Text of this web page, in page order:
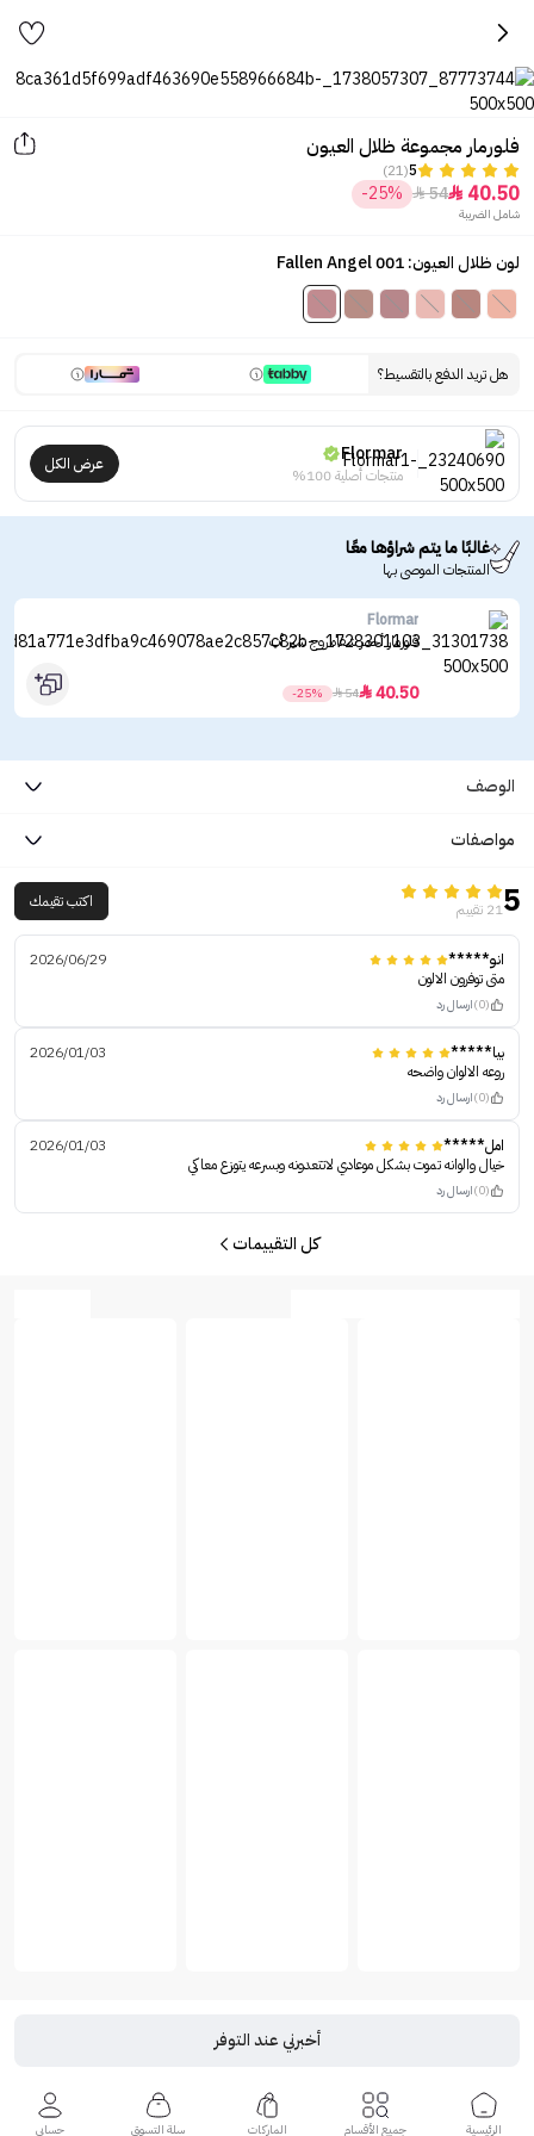
فلورمار مجموعة ظلال العيون
5
(21)
40.50

54

-25%
شامل الضريبة
لون ظلال العيون: 001 Fallen Angel
هل تريد الدفع بالتقسيط؟
Flormar
منتجات أصلية 100%
عرض الكل
غالبًا ما يتم شراؤها معًا
المنتجات الموصى بها
Flormar
فلورمار أحمر شفاه روج شير أب
40.50

54

-25%
الوصف
مواصفات
521 تقييم اكتب تقيمك
انو*****
2026/06/29
متى توفرون الالون
(0) ارسال رد
بيا*****
2026/01/03
روعه الالوان واضحه
(0) ارسال رد
امل*****
2026/01/03
خيال والوانه تموت بشكل موعادي لاتتعدونه وبسرعه يتوزع معاكي
(0) ارسال رد
كل التقييمات
أخبرني عند التوفر
الرئيسية جميع الأقسام الماركات سلة التسوق حسابي